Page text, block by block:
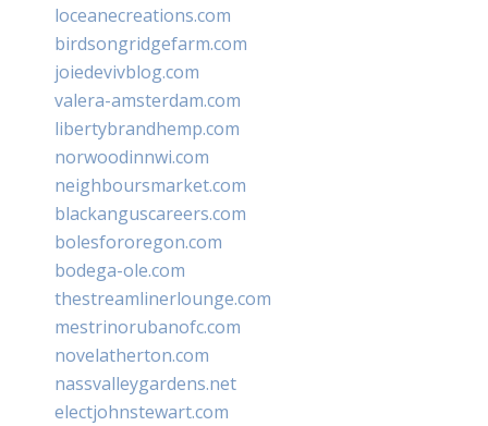
loceanecreations.com
birdsongridgefarm.com
joiedevivblog.com
valera-amsterdam.com
libertybrandhemp.com
norwoodinnwi.com
neighboursmarket.com
blackanguscareers.com
bolesfororegon.com
bodega-ole.com
thestreamlinerlounge.com
mestrinorubanofc.com
novelatherton.com
nassvalleygardens.net
electjohnstewart.com